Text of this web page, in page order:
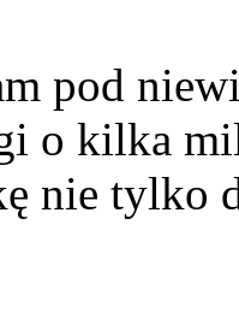
pod
o kilka
nie tylko